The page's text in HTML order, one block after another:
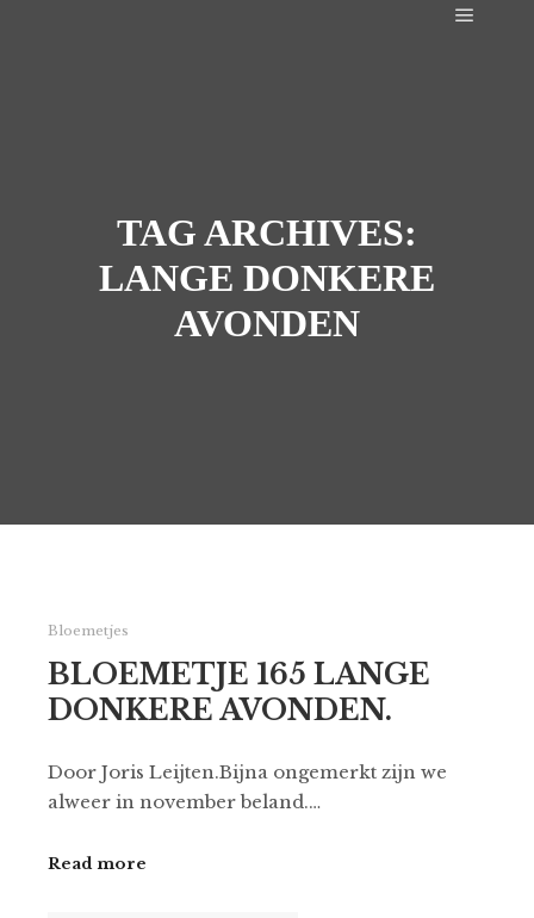
TAG ARCHIVES:
LANGE DONKERE
AVONDEN
Bloemetjes
BLOEMETJE 165 LANGE
DONKERE AVONDEN.
Door Joris Leijten.Bijna ongemerkt zijn we
alweer in november beland.…
Read more